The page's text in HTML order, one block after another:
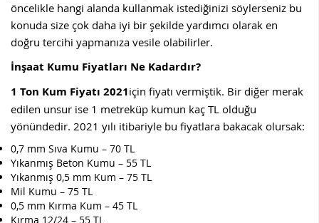
öncelikle hangi alanda kullanmak istediğinizi söylerseniz bu
konuda size çok daha iyi bir şekilde yardımcı olarak en
doğru tercihi yapmanıza vesile olabilirler.
İnşaat Kumu Fiyatları Ne Kadardır?
1 Ton Kum Fiyatı 2021için fiyatı vermiştik. Bir diğer merak
edilen unsur ise 1 metreküp kumun kaç TL olduğu
yönündedir. 2021 yılı itibariyle bu fiyatlara bakacak olursak:
0,7 mm Sıva Kumu – 70 TL
Yıkanmış Beton Kumu – 55 TL
Yıkanmış 0,5 mm Kum – 75 TL
Mil Kumu – 75 TL
0,5 mm Kırma Kum – 45 TL
Kırma 12/24 – 55 TL